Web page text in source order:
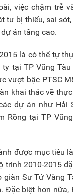
việc chậm trễ
tư bị thiếu, sai
án tăng cao.
là có thể tự
tại TP Vũng
vượt bậc PTSC
khai thác về
dự án như Hải
Rồng tại TP
được mục tiêu
2010-2015
Sư Tử Vàng
Đặc biệt hơn nữa,